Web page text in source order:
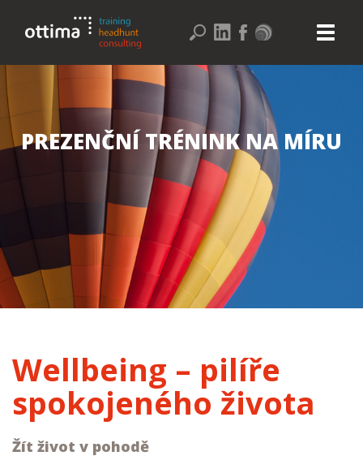
PREZENČNÍ TRÉNINK NA MÍRU
Wellbeing – pilíře
spokojeného života
Žít život v pohodě